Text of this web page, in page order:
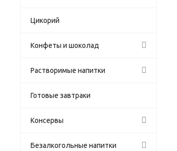
Цикорий
Конфеты и шоколад
Растворимые напитки
Готовые завтраки
Консервы
Безалкогольные напитки